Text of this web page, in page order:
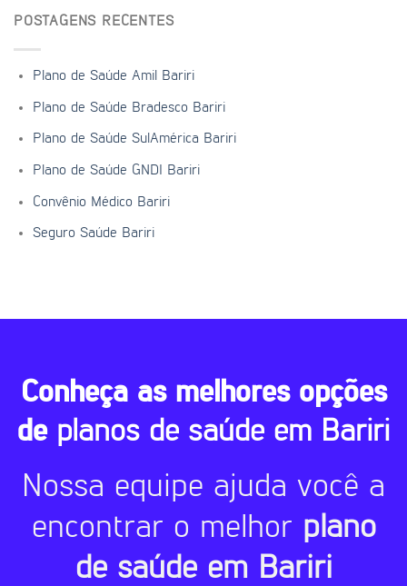
POSTAGENS RECENTES
Plano de Saúde Amil Bariri
Plano de Saúde Bradesco Bariri
Plano de Saúde SulAmérica Bariri
Plano de Saúde GNDI Bariri
Convênio Médico Bariri
Seguro Saúde Bariri
Conheça as melhores opções
de planos de saúde em Bariri
Nossa equipe ajuda você a
encontrar o melhor plano
de saúde em Bariri